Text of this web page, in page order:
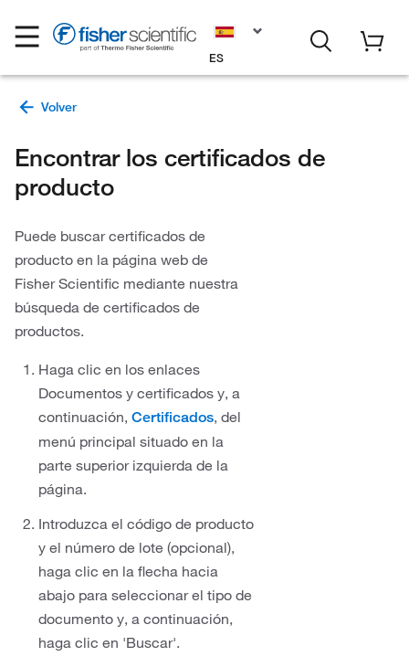
ES
Encontrar los certificados de
producto
Puede buscar certificados de
producto en la página web de
Fisher Scientific mediante nuestra
búsqueda de certificados de
productos.
Haga clic en los enlaces
Documentos y certificados y, a
continuación, Certificados, del
menú principal situado en la
parte superior izquierda de la
página.
Introduzca el código de producto
y el número de lote (opcional),
haga clic en la flecha hacia
abajo para seleccionar el tipo de
documento y, a continuación,
haga clic en 'Buscar'.